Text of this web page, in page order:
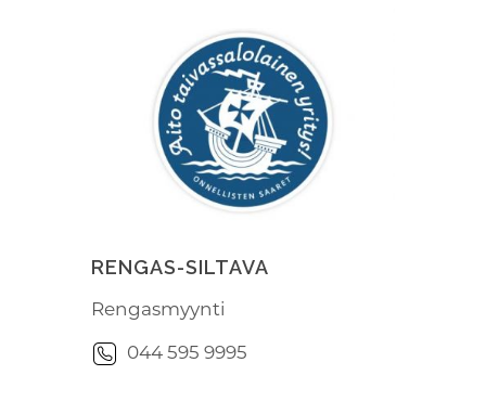
RENGAS-SILTAVA
Rengasmyynti
044 595 9995